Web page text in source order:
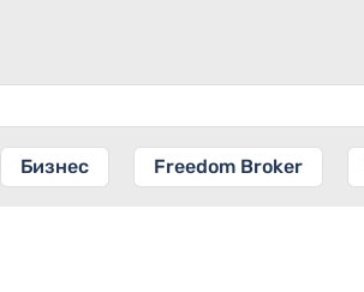
Бизнес Freedom Broker